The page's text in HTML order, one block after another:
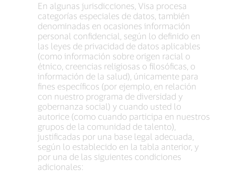
En algunas jurisdicciones, Visa procesa
categorías especiales de datos, también
denominadas en ocasiones información
personal confidencial, según lo definido en
las leyes de privacidad de datos aplicables
(como información sobre origen racial o
étnico, creencias religiosas o filosóficas, o
información de la salud), únicamente para
fines específicos (por ejemplo, en relación
con nuestro programa de diversidad y
gobernanza social) y cuando usted lo
autorice (como cuando participa en nuestros
grupos de la comunidad de talento),
justificadas por una base legal adecuada,
según lo establecido en la tabla anterior, y
por una de las siguientes condiciones
adicionales: